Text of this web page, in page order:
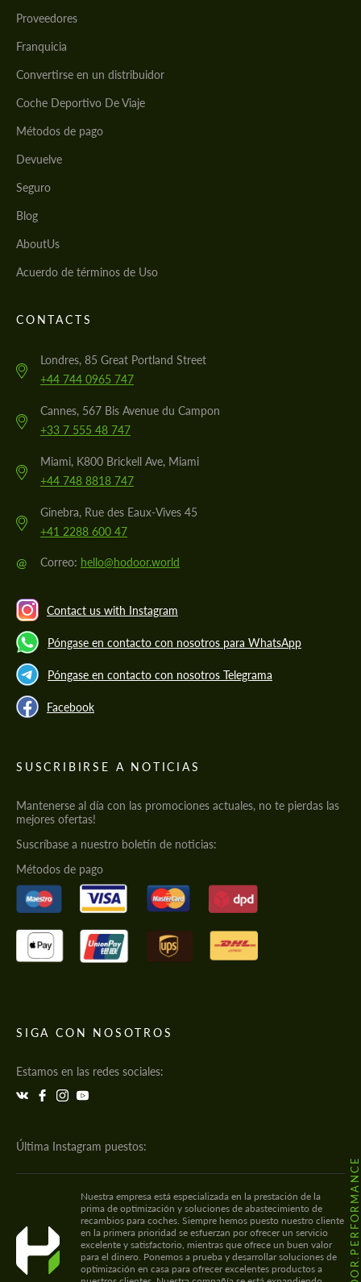
Proveedores
Franquicia
Convertirse en un distribuidor
Coche Deportivo De Viaje
Métodos de pago
Devuelve
Seguro
Blog
AboutUs
Acuerdo de términos de Uso
CONTACTS
Londres, 85 Great Portland Street
+44 744 0965 747
Cannes, 567 Bis Avenue du Campon
+33 7 555 48 747
Miami, K800 Brickell Ave, Miami
+44 748 8818 747
Ginebra, Rue des Eaux-Vives 45
+41 2288 600 47
@ Correo: hello@hodoor.world
Contact us with Instagram
Póngase en contacto con nosotros para WhatsApp
Póngase en contacto con nosotros Telegrama
Facebook
SUSCRIBIRSE A NOTICIAS
Mantenerse al día con las promociones actuales, no te pierdas las
mejores ofertas!
Suscríbase a nuestro boletín de noticias:
Métodos de pago
SIGA CON NOSOTROS
Estamos en las redes sociales:
Última Instagram puestos:
@HODOOR.PERFORMANCE
Nuestra empresa está especializada en la prestación de la
prima de optimización y soluciones de abastecimiento de
recambios para coches. Siempre hemos puesto nuestro cliente
en la primera prioridad se esfuerzan por ofrecer un servicio
excelente y satisfactorio, mientras que ofrece un buen valor
para el dinero. Ponemos a prueba y desarrollar soluciones de
optimización en casa para ofrecer excelentes productos a